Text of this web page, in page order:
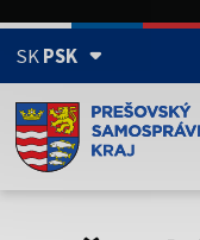
SKPSK
Doména psk.sk je
Toto je oficiálna